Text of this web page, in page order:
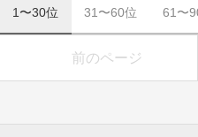
1〜30位 31〜60位 61〜
前のページ